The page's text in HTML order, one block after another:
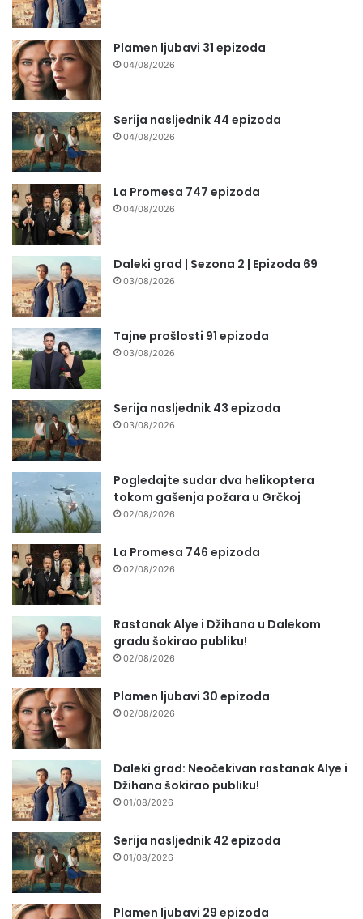
Plamen ljubavi 31 epizoda
04/08/2026
Serija nasljednik 44 epizoda
04/08/2026
La Promesa 747 epizoda
04/08/2026
Daleki grad | Sezona 2 | Epizoda 69
03/08/2026
Tajne prošlosti 91 epizoda
03/08/2026
Serija nasljednik 43 epizoda
03/08/2026
Pogledajte sudar dva helikoptera
tokom gašenja požara u Grčkoj
02/08/2026
La Promesa 746 epizoda
02/08/2026
Rastanak Alye i Džihana u Dalekom
gradu šokirao publiku!
02/08/2026
Plamen ljubavi 30 epizoda
02/08/2026
Daleki grad: Neočekivan rastanak Alye i
Džihana šokirao publiku!
01/08/2026
Serija nasljednik 42 epizoda
01/08/2026
Plamen ljubavi 29 epizoda